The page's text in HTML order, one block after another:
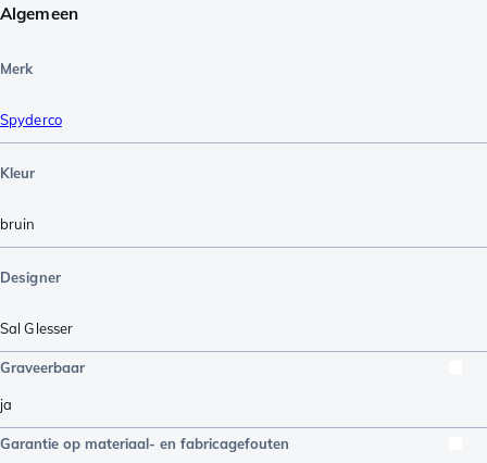
Algemeen
Merk
Spyderco
Kleur
bruin
Designer
Sal Glesser
Graveerbaar
ja
Garantie op materiaal- en fabricagefouten